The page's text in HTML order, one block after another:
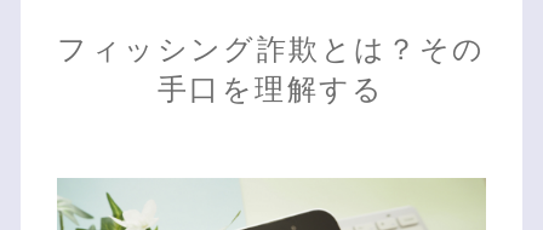
フィッシング詐欺とは？その
手口を理解する